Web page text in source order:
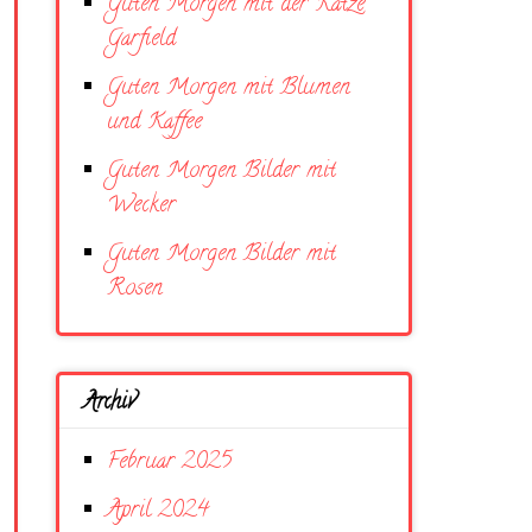
Garfield
Guten Morgen mit Blumen
und Kaffee
Guten Morgen Bilder mit
Wecker
Guten Morgen Bilder mit
Rosen
Archiv
Februar 2025
April 2024